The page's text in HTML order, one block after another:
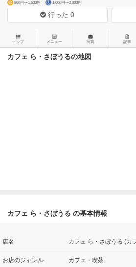
800円〜1,500円
1,000円〜2,000円
行った0
トップ メニュー 写真 記事
カフェ ら・さぼうるの地図
カフェ ら・さぼうる の基本情報
店名 カフェ ら・さぼうる (
お店のジャンル カフェ・喫茶